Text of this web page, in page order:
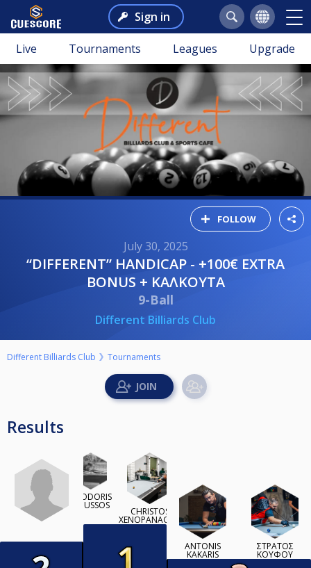
Sign in
Live Tournaments Leagues Upgrade
FOLLOW
July 30, 2025
“DIFFERENT” HANDICAP - +100€ EXTRA
BONUS + ΚΑΛΚΟΥΤΑ
9-Ball
Different Billiards Club
Different Billiards Club Tournaments
Results
THODORIS
ROUSSOS
CHRISTOS
XENOPANAGOS
ANTONIS
KAKARIS
ΣΤΡΑΤΟΣ
ΚΟΥΦΟΥ